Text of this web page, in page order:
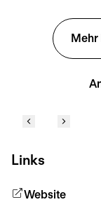
Mehr
Links
Website